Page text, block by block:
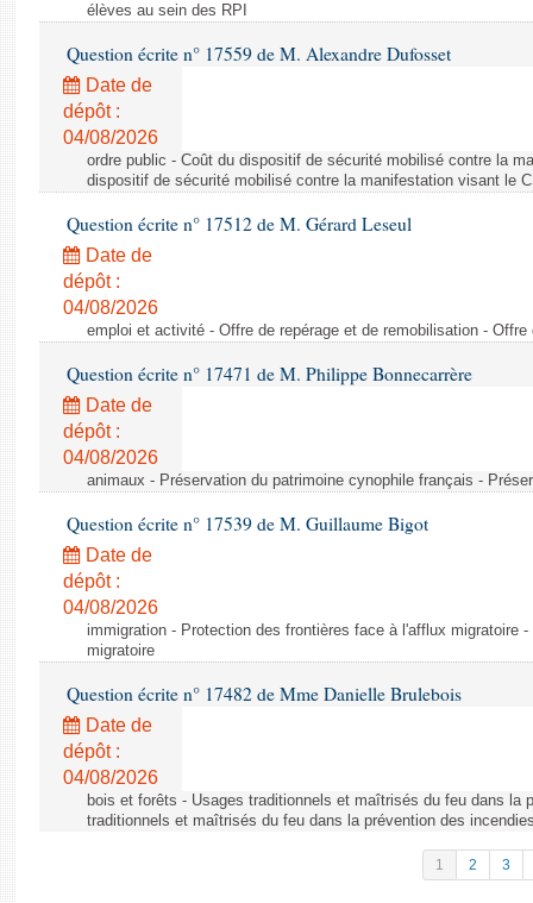
élèves au sein des RPI
Question écrite n° 17559 de M. Alexandre Dufosset
Date de
dépôt :
04/08/2026
ordre public - Coût du dispositif de sécurité mobilisé contre la
dispositif de sécurité mobilisé contre la manifestation visant le
Question écrite n° 17512 de M. Gérard Leseul
Date de
dépôt :
04/08/2026
emploi et activité - Offre de repérage et de remobilisation -
Question écrite n° 17471 de M. Philippe Bonnecarrère
Date de
dépôt :
04/08/2026
animaux - Préservation du patrimoine cynophile français -
Question écrite n° 17539 de M. Guillaume Bigot
Date de
dépôt :
04/08/2026
immigration - Protection des frontières face à l'afflux migratoire
migratoire
Question écrite n° 17482 de Mme Danielle Brulebois
Date de
dépôt :
04/08/2026
bois et forêts - Usages traditionnels et maîtrisés du feu dans la
traditionnels et maîtrisés du feu dans la prévention des
1 2 3